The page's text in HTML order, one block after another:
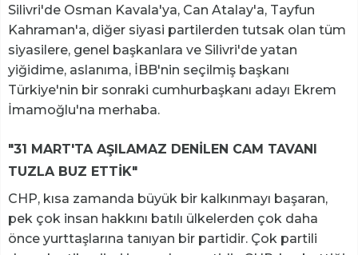
Silivri'de Osman Kavala'ya, Can Atalay'a, Tayfun
Kahraman'a, diğer siyasi partilerden tutsak olan tüm
siyasilere, genel başkanlara ve Silivri'de yatan
yiğidime, aslanıma, İBB'nin seçilmiş başkanı
Türkiye'nin bir sonraki cumhurbaşkanı adayı Ekrem
İmamoğlu'na merhaba.
"31 MART'TA AŞILAMAZ DENİLEN CAM TAVANI
TUZLA BUZ ETTİK"
CHP, kısa zamanda büyük bir kalkınmayı başaran,
pek çok insan hakkını batılı ülkelerden çok daha
önce yurttaşlarına tanıyan bir partidir. Çok partili